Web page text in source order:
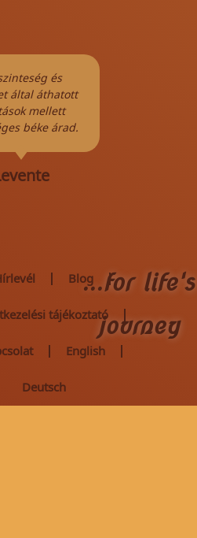
és
által áthatott
mellett
béke árad.
...for life's
journey
Blog
tájékoztató
English
Deutsch